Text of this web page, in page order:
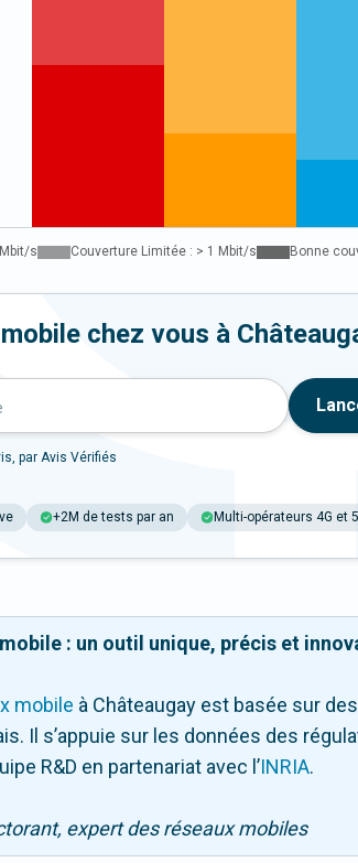
s Couverture Limitée : > 1 Mbit/s Bonne
chez vous à
par Avis Vérifiés
+2M de tests par an Multi-opérateurs 4G et
: un outil unique, précis et
mobile à Châteaugay est basée sur
Il s’appuie sur les données des
R&D en partenariat avec l ’INRIA.
expert des réseaux mobiles